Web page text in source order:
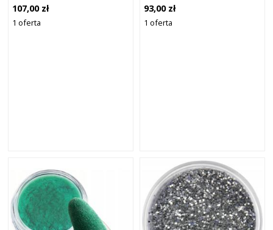
107,00 zł
1 oferta
93,00 zł
1 oferta